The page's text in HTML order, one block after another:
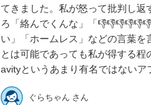
てきました。私が怒って批判し
ろ「絡んでくんな」「
い」「ホームレス」などの言葉
とは可能であっても私が得する
avityというあまり有名ではないア
ぐらちゃん さん